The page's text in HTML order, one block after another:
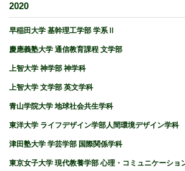
2020
早稲田大学 基幹理工学部 学系Ⅱ
慶應義塾大学 通信教育課程 文学部
上智大学 神学部 神学科
上智大学 文学部 英文学科
青山学院大学 地球社会共生学科
東洋大学 ライフデザイン学部人間環境デザイン学科
津田塾大学 学芸学部 国際関係学科
東京女子大学 現代教養学部 心理・コミュニケーショ